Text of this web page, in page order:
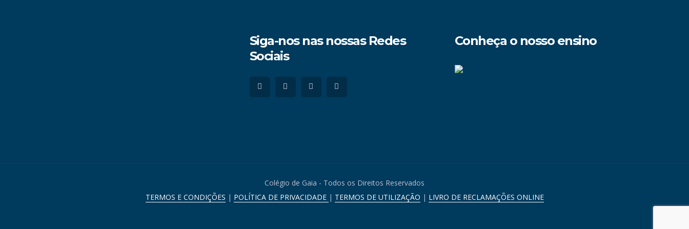
Siga-nos nas nossas Redes
Sociais
Conheça o nosso ensino
Colégio de Gaia - Todos os Direitos Reservados
TERMOS E CONDIÇÕES | POLÍTICA DE PRIVACIDADE | TERMOS DE UTILIZAÇÃO | LIVRO DE RECLAMAÇÕES ONLINE